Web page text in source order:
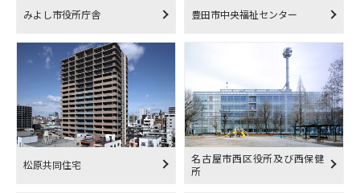
みよし市役所庁舎 豊田市中央福祉センター
松原共同住宅
名古屋市西区役所及び西保健
所